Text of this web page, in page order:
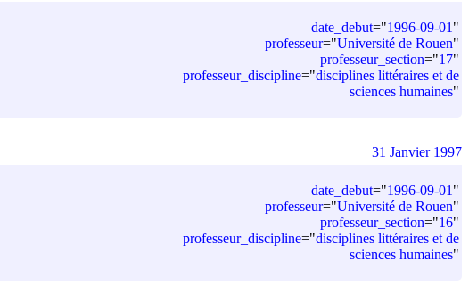
date_debut="1996-09-01 "
professeur="Université de Rouen"
professeur_section="17"
professeur_discipline="disciplines littéraires et de
sciences humaines"
date_debut="1996-09-01 "
professeur="Université de Rouen"
professeur_section="16"
professeur_discipline="disciplines littéraires et de
sciences humaines"
31 Janvier 1997